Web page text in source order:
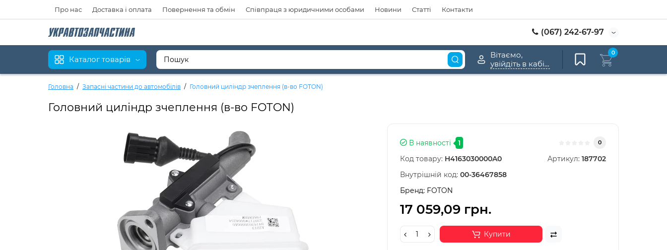
Про нас Доставка і оплата Повернення та обмін Співпраця з юридичними особами Новини Статті Контакти
(067) 242-67-97
Каталог товарів
Вітаємо,
увійдіть в кабінет
0
Головна Запасні частини до автомобілів Головний циліндр зчеплення (в-во FOTON)
Головний циліндр зчеплення (в-во FOTON)
В наявності 1 0
Код товару: H4163030000A0 Артикул: 187702
Внутрішній код: 00-36467858
Бренд: FOTON
17 059,09 грн.
Купити